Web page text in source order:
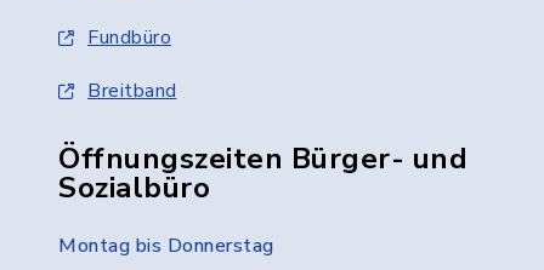
Fundbüro
Breitband
Öffnungszeiten Bürger- und
Sozialbüro
Montag bis Donnerstag